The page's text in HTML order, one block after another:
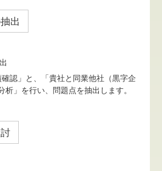
出
確認」と、「貴社と同業他社（黒字企
析」を行い、問題点を抽出します。